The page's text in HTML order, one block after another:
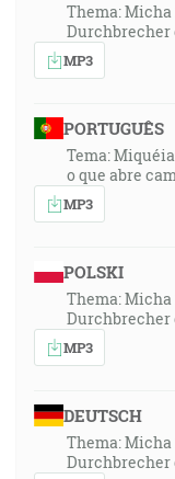
Thema: Micha
Durchbrecher
MP3
PORTUGUÊS
Tema:
o que abre
MP3
POLSKI
Thema: Micha
Durchbrecher
MP3
DEUTSCH
Thema: Micha
Durchbrecher